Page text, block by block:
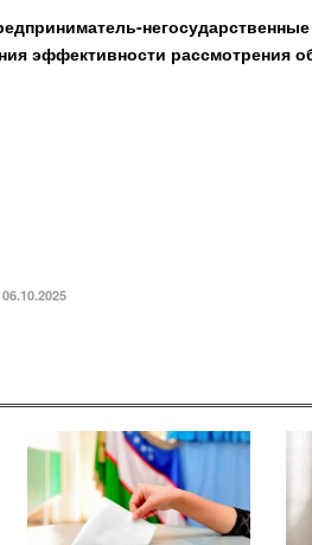
эффективности рассмотрения